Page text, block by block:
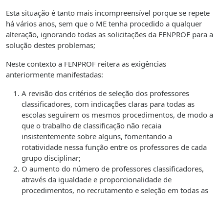
Esta situação é tanto mais incompreensível porque se repete
há vários anos, sem que o ME tenha procedido a qualquer
alteração, ignorando todas as solicitações da FENPROF para a
solução destes problemas;
Neste contexto a FENPROF reitera as exigências
anteriormente manifestadas:
A revisão dos critérios de seleção dos professores
classificadores, com indicações claras para todas as
escolas seguirem os mesmos procedimentos, de modo a
que o trabalho de classificação não recaia
insistentemente sobre alguns, fomentando a
rotatividade nessa função entre os professores de cada
grupo disciplinar;
O aumento do número de professores classificadores,
através da igualdade e proporcionalidade de
procedimentos, no recrutamento e seleção em todas as